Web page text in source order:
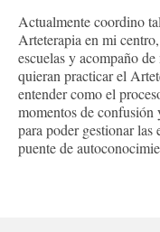
Actualmente coordino
Arteterapia en mi
escuelas y acompaño
quieran practicar el
entender como el
momentos de confusión
para poder gestionar las
puente de